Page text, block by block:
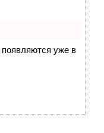
появляются уже в